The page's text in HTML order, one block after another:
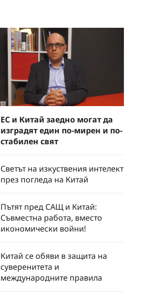
ЕС и Китай заедно могат да
изградят един по-мирен и по-
стабилен свят
Светът на изкуствения интелект
през погледа на Китай
Пътят пред САЩ и Китай:
Съвместна работа, вместо
икономически войни!
Китай се обяви в защита на
суверенитета и
международните правила